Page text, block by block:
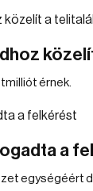
érnek.
a
egységéért